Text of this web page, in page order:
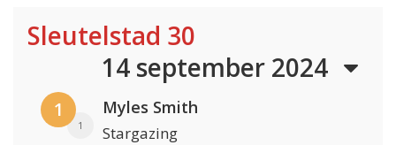
Sleutelstad 30
14 september 2024
1
1
Myles Smith
Stargazing